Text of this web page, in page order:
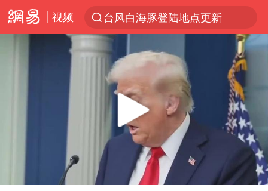
视频
台风白海豚登陆地点更新
以“新”破局 首发经济点亮城市消费活力
看守所辅警收受10万获刑1年
台风白海豚进入48小时警戒线
陈熠被张本美和连扳三局逆转
李亚鹏向地铁吐血女孩捐99999元
多地要求领导干部带头休假
感觉全东北都在等7号
Play
06:22